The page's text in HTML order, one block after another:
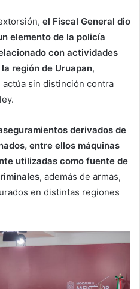
el Fiscal General dio
elemento de la policía
con actividades
región de Uruapan,
sin distinción contra
derivados de
entre ellos máquinas
utilizadas como fuente de
, además de armas,
en distintas regiones